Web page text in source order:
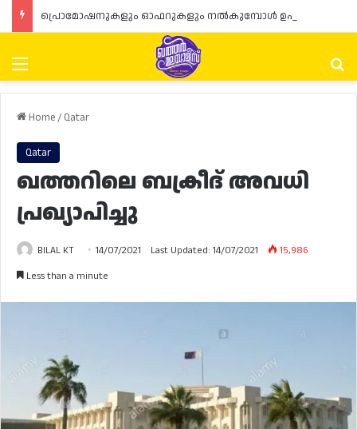
Menu
Home/ Qatar
Qatar
ഖത്തറിലെ ബക്രീദ് അവധി
പ്രഖ്യാപിച്ചു
BILAL KT 14/07/2021 Last Updated: 14/07/2021
15,986
Less than a minute